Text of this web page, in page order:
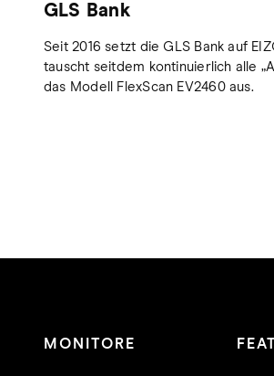
GLS Bank
Seit 2016 setzt die GLS Bank auf
tauscht seitdem kontinuierlich alle
das Modell FlexScan EV2460 aus.
MONITORE